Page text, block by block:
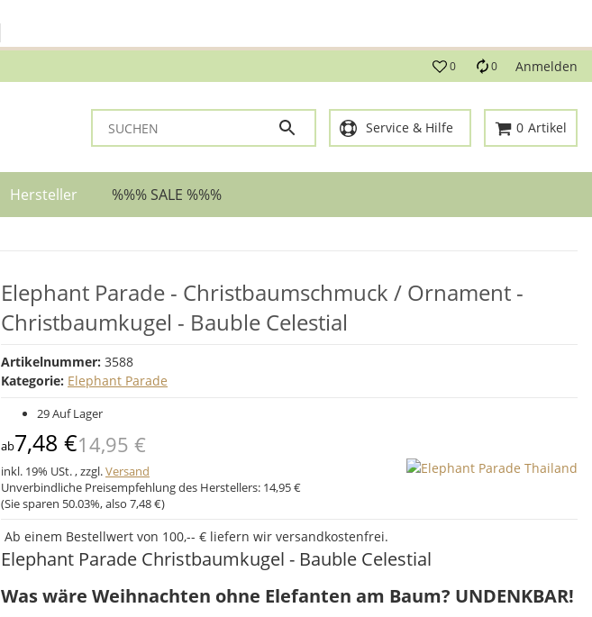
0 0 Anmelden
Service & Hilfe 0 Artikel
Hersteller %%% SALE %%%
Elephant Parade - Christbaumschmuck / Ornament -
Christbaumkugel - Bauble Celestial
Artikelnummer: 3588
Kategorie: Elephant Parade
29 Auf Lager
ab7,48 €14,95 €
inkl. 19% USt. , zzgl.Versand
Unverbindliche Preisempfehlung des Herstellers: 14,95 €
(Sie sparen 50.03%, also 7,48 €)
Ab einem Bestellwert von 100,-- € liefern wir versandkostenfrei.
Elephant Parade Christbaumkugel - Bauble Celestial
Was wäre Weihnachten ohne Elefanten am Baum? UNDENKBAR!